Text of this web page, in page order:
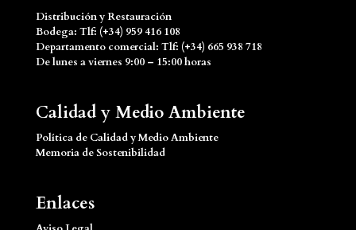
Distribución y Restauración
Bodega: Tlf: (+34) 959 416 108
Departamento comercial: Tlf: (+34) 665 938 718
De lunes a viernes 9:00 – 15:00 horas
Calidad y Medio Ambiente
Política de Calidad y Medio Ambiente
Memoria de Sostenibilidad
Enlaces